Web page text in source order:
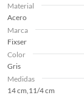
Material
Acero
Marca
Fixser
Color
Gris
Medidas
14 cm,11/4 cm